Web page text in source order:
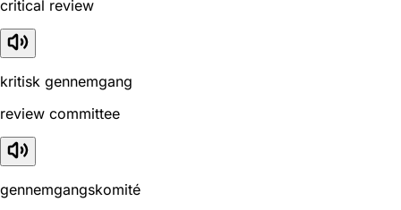
critical review
kritisk gennemgang
review committee
gennemgangskomité